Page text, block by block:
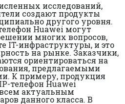
исследований,
создают продукты
другого уровня.
Huawei могут
многих вопросов,
IT-инфраструктуры, и это
на рынке. Заказчики,
ориентироваться на
предлагаемыми
К примеру, продукция
телефон Huawei
актуальным
данного класса. В